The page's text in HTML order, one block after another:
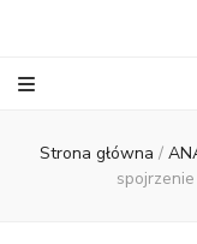
Strona główna /